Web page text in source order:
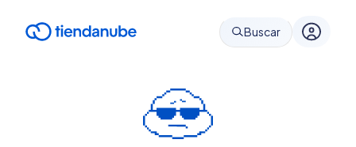
Buscar